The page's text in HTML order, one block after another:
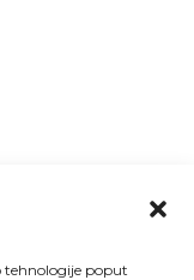
tehnologije poput